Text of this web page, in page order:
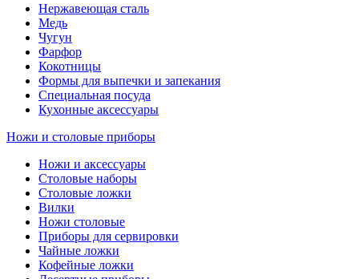
Нержавеющая сталь
Медь
Чугун
Фарфор
Кокотницы
Формы для выпечки и запекания
Специальная посуда
Кухонные аксессуары
Ножи и столовые приборы
Ножи и аксессуары
Столовые наборы
Столовые ложки
Вилки
Ножи столовые
Приборы для сервировки
Чайные ложки
Кофейные ложки